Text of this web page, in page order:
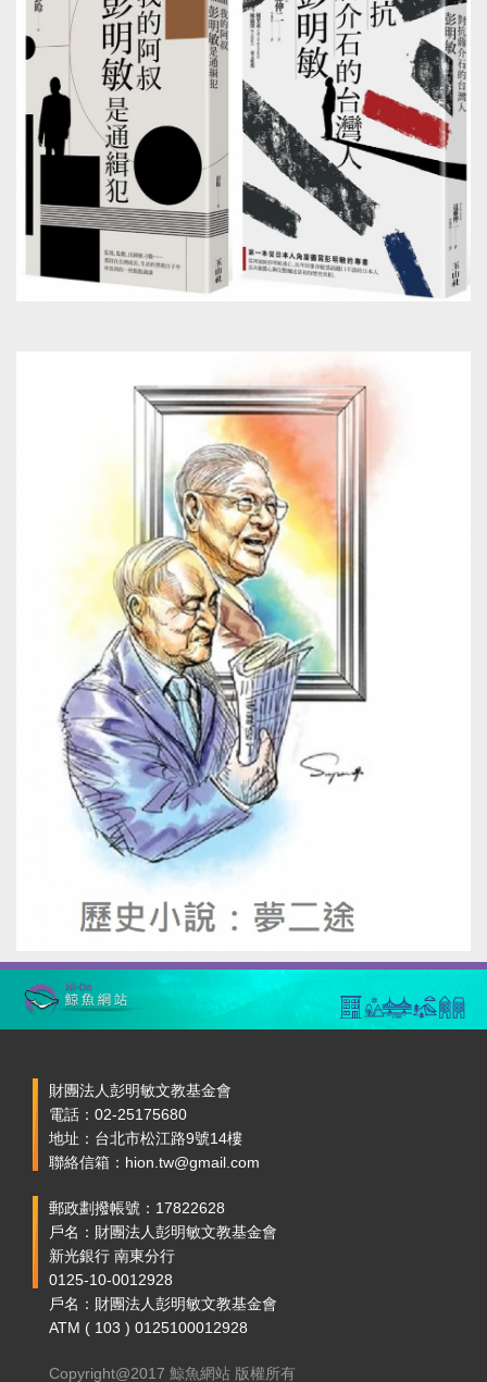
財團法人彭明敏文教基金會
電話：02-25175680
地址：台北市松江路9號14樓
聯絡信箱：hion.tw@gmail.com
郵政劃撥帳號：17822628
戶名：財團法人彭明敏文教基金會
新光銀行 南東分行
0125-10-0012928
戶名：財團法人彭明敏文教基金會
ATM ( 103 ) 0125100012928
Copyright@2017 鯨魚網站 版權所有